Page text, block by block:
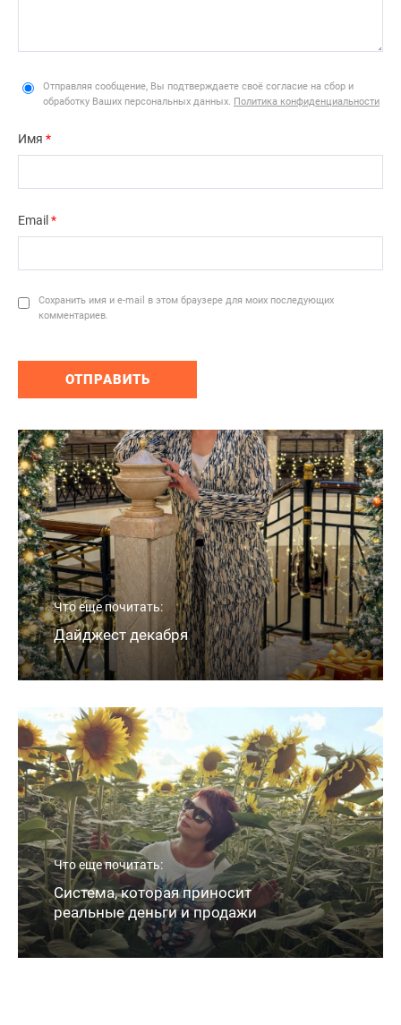
Отправляя сообщение, Вы подтверждаете своё согласие на сбор и
обработку Ваших персональных данных. Политика конфиденциальности
Имя *
Email *
Сохранить имя и e-mail в этом браузере для моих последующих
комментариев.
Что еще почитать:
Дайджест декабря
Что еще почитать:
Система, которая приносит
реальные деньги и продажи
Новое видео в Telegram-канале
2 Авг, 09:55
😌😌😚😛 в 1️⃣6️⃣Мск СЕГОДНЯ «Почему
жизнь выглядит ответом на твои
действия?» Ссылка будет здесь за 15 мин до